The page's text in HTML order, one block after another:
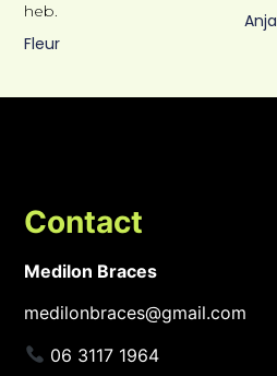
heb.
Fleur
Anja
Contact
Medilon Braces
medilonbraces@gmail.com
06 3117 1964